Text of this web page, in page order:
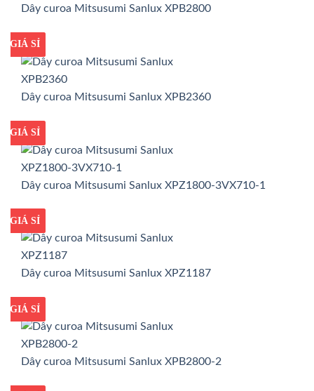
Dây curoa Mitsusumi Sanlux XPB2800
GIÁ TỐT
GIÁ SỈ
Dây curoa Mitsusumi Sanlux XPB2360
GIÁ TỐT
GIÁ SỈ
Dây curoa Mitsusumi Sanlux XPZ1800-3VX710-1
GIÁ TỐT
GIÁ SỈ
Dây curoa Mitsusumi Sanlux XPZ1187
GIÁ TỐT
GIÁ SỈ
Dây curoa Mitsusumi Sanlux XPB2800-2